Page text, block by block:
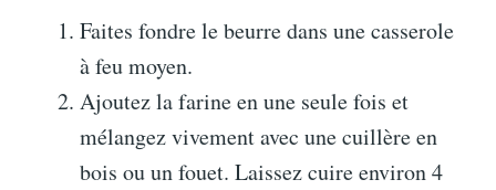
Faites fondre le beurre dans une casserole
à feu moyen.
Ajoutez la farine en une seule fois et
mélangez vivement avec une cuillère en
bois ou un fouet. Laissez cuire environ 4